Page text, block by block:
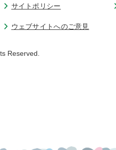
サイトポリシー
ウェブサイトへのご意見
Reserved.